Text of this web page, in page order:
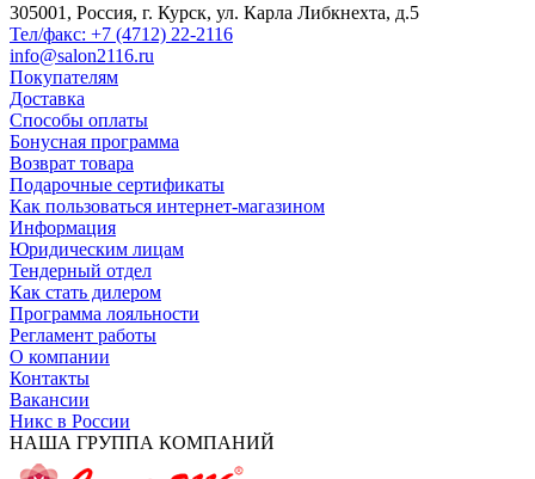
305001, Россия, г. Курск, ул. Карла Либкнехта, д.5
Тел/факс: +7 (4712) 22-2116
info@salon2116.ru
Покупателям
Доставка
Способы оплаты
Бонусная программа
Возврат товара
Подарочные сертификаты
Как пользоваться интернет-магазином
Информация
Юридическим лицам
Тендерный отдел
Как стать дилером
Программа лояльности
Регламент работы
О компании
Контакты
Вакансии
Никс в России
НАША ГРУППА КОМПАНИЙ